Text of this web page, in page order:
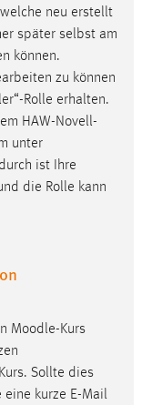
neu erstellt
später selbst am
können.
zu können
Rolle erhalten.
HAW-Novell-
unter
ist Ihre
die Rolle kann
Moodle-Kurs
Sollte dies
kurze E-Mail
anzuzeigen.
Websites